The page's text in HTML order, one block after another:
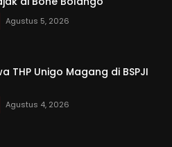
Agustus 5, 2026
THP Unigo Magang di BSPJI
Agustus 4, 2026